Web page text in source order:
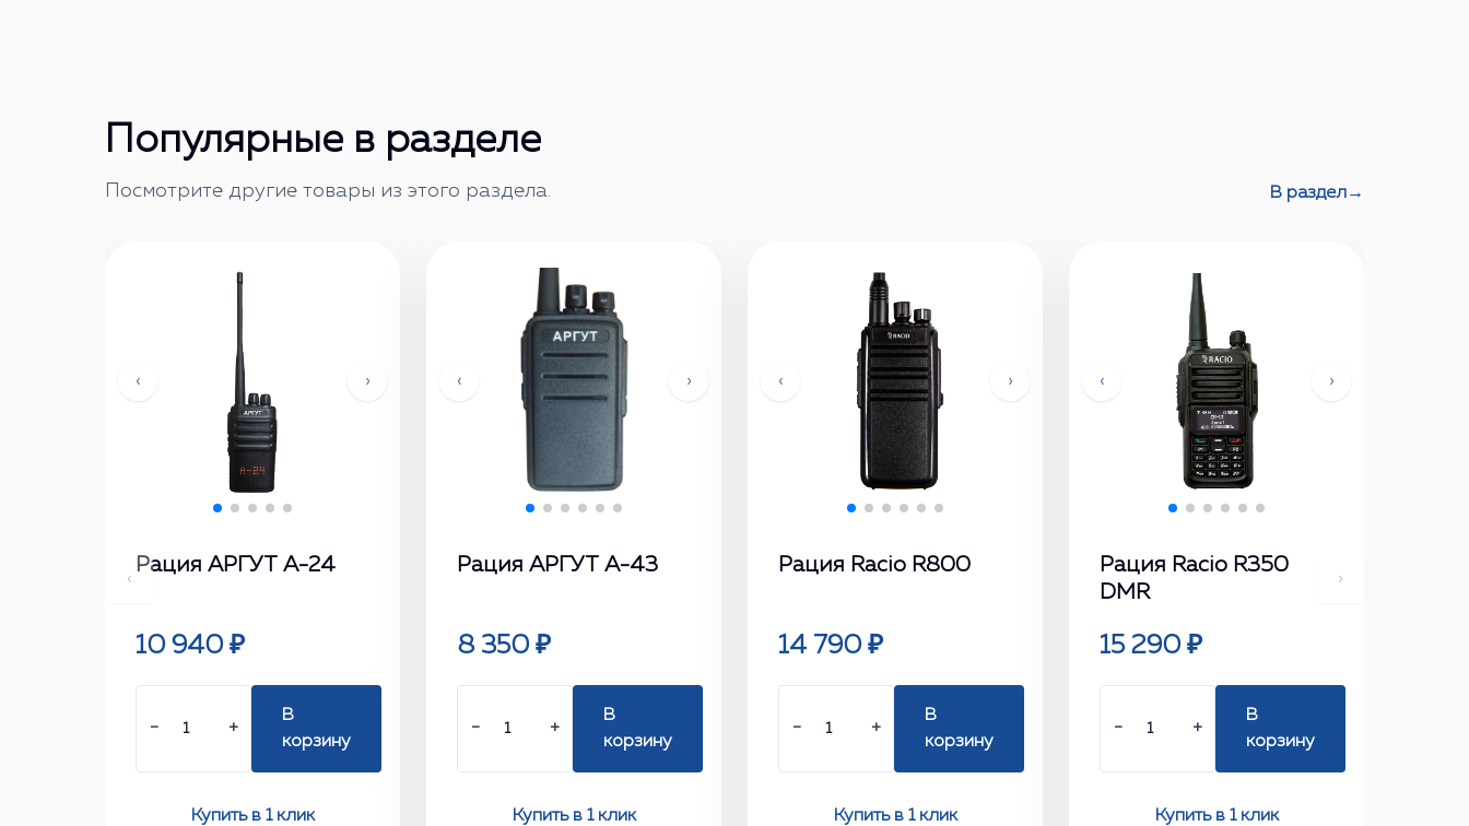
Популярные в разделе
Посмотрите другие товары из этого раздела. В раздел→
‹ ›
Рация АРГУТ А-24
10 940 ₽
− +
В
корзину
Купить в 1 клик
‹ ›
Рация АРГУТ А-43
8 350 ₽
− +
В
корзину
Купить в 1 клик
‹ ›
Рация Racio R800
14 790 ₽
− +
В
корзину
Купить в 1 клик
‹ ›
Рация Racio R350
DMR
15 290 ₽
− +
В
корзину
Купить в 1 клик
‹ ›